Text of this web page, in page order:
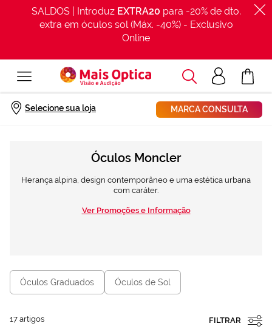
SALDOS | Introduz EXTRA20 para -20% de dto.
extra em óculos sol (Máx. -40%) - Exclusivo
Online
Acesso
clientes
O Meu
Selecione sua loja MARCA CONSULTA
Procurar
Início Marcas Marcas de óculos Moncler
Óculos Moncler
Herança alpina, design contemporâneo e uma estética urbana
com caráter.
Ver Promoções e Informação
Óculos Graduados Óculos de Sol
17 artigos FILTRAR